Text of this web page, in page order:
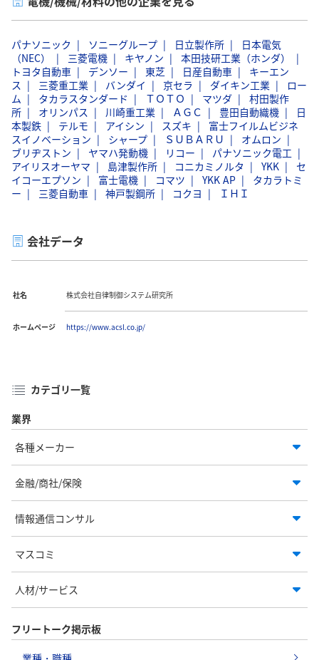
パナソニック ソニーグループ 日立製作所
日本電気
（NEC）
三菱電機 キヤノン
本田技研工業（ホンダ）
トヨタ自動車
デンソー 東芝 日産自動車
キーエン
ス
三菱重工業 バンダイ 京セラ ダイキン工業
ロー
ム
タカラスタンダード ＴＯＴＯ マツダ
村田製作
所
オリンパス 川崎重工業 ＡＧＣ 豊田自動織機
日
本製鉄
テルモ アイシン スズキ
富士フイルムビジネ
スイノベーション
シャープ ＳＵＢＡＲＵ
オムロン
ブリヂストン
ヤマハ発動機 リコー
パナソニック電工
アイリスオーヤマ
島津製作所 コニカミノルタ YKK
セ
イコーエプソン
富士電機 コマツ YKK AP
タカラトミ
ー
三菱自動車 神戸製鋼所 コクヨ ＩＨＩ
会社データ
社名 株式会社自律制御システム研究所
ホームページ https://www.acsl.co.jp/
カテゴリ一覧
業界
各種メーカー
金融/商社/保険
情報通信コンサル
マスコミ
人材/サービス
フリートーク掲示板